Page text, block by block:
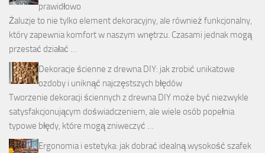
prawidłowo
Żaluzje to nie tylko element dekoracyjny, ale również funkcjonalny,
który zapewnia komfort w naszym wnętrzu. Czasami jednak mogą
przestać działać …
Dekoracje ścienne z drewna DIY: jak zrobić unikatowe
ozdoby i uniknąć najczęstszych błędów
Tworzenie dekoracji ściennych z drewna DIY może być niezwykle
satysfakcjonującym doświadczeniem, ale wiele osób popełnia
typowe błędy, które mogą zniweczyć …
Ergonomia i estetyka: jak dobrać idealną wysokość szafek